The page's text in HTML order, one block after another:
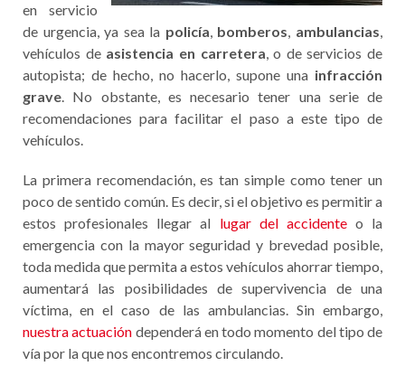
en servicio
de urgencia, ya sea la policía, bomberos, ambulancias,
vehículos de asistencia en carretera, o de servicios de
autopista; de hecho, no hacerlo, supone una infracción
grave. No obstante, es necesario tener una serie de
recomendaciones para facilitar el paso a este tipo de
vehículos.
La primera recomendación, es tan simple como tener un
poco de sentido común. Es decir, si el objetivo es permitir a
estos profesionales llegar al lugar del accidenteo la
emergencia con la mayor seguridad y brevedad posible,
toda medida que permita a estos vehículos ahorrar tiempo,
aumentará las posibilidades de supervivencia de una
víctima, en el caso de las ambulancias. Sin embargo,
nuestra actuación dependerá en todo momento del tipo de
vía por la que nos encontremos circulando.